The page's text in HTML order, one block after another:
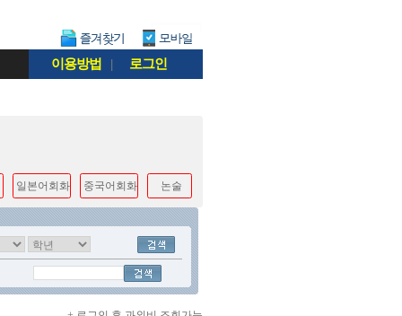
이용방법 | 로그인
일본어회화 중국어회화 논술